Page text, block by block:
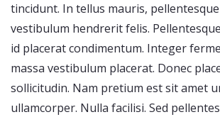
tincidunt. In tellus mauris, pellentesque
vestibulum hendrerit felis.
id placerat condimentum. Integer
massa vestibulum placerat. Donec
sollicitudin. Nam pretium est sit amet
ullamcorper. Nulla facilisi. Sed